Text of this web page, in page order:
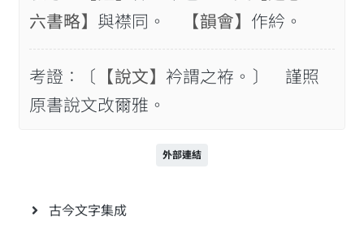
六書略】 與襟同。 【韻會】 作紟。
考證：〔 【說文】 衿謂之袸。〕 謹照
原書說文改爾雅。
外部連結
古今文字集成